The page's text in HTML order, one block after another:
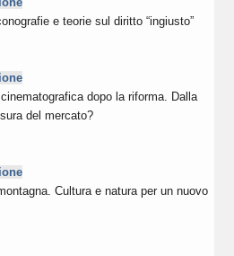
e teorie sul diritto “ingiusto”
dopo la riforma. Dalla
del mercato?
Cultura e natura per un nuovo